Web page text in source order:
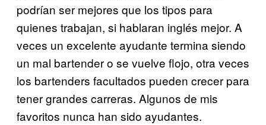
podrían ser mejores que los tipos para
quienes trabajan, si hablaran inglés mejor. A
veces un excelente ayudante termina siendo
un mal bartender o se vuelve flojo, otra veces
los bartenders facultados pueden crecer para
tener grandes carreras. Algunos de mis
favoritos nunca han sido ayudantes.